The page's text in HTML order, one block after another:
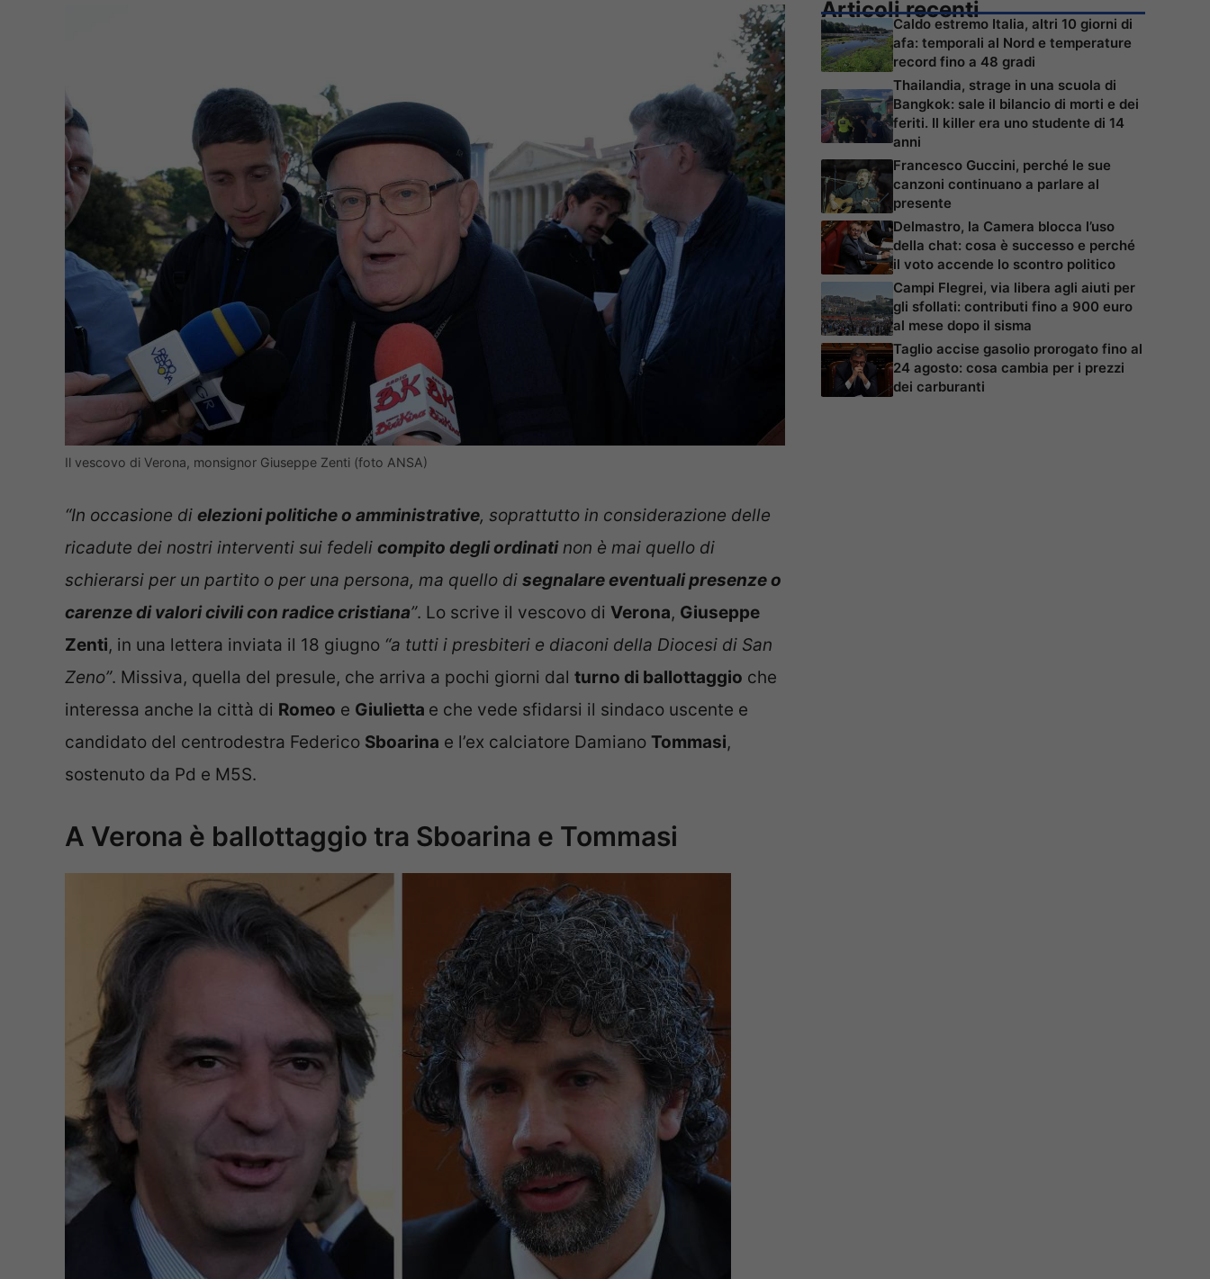
Il vescovo di Verona, monsignor Giuseppe Zenti (foto ANSA)
“In occasione di elezioni politiche o amministrative, soprattutto in considerazione delle
ricadute dei nostri interventi sui fedeli compito degli ordinatinon è mai quello di
schierarsi per un partito o per una persona, ma quello di segnalare eventuali presenze o
carenze di valori civili con radice cristiana”. Lo scrive il vescovo di Verona, Giuseppe
Zenti, in una lettera inviata il 18 giugno “a tutti i presbiteri e diaconi della Diocesi di San
Zeno”. Missiva, quella del presule, che arriva a pochi giorni dal turno di ballottaggio che
interessa anche la città di Romeo e Giulietta e che vede sfidarsi il sindaco uscente e
candidato del centrodestra Federico Sboarina e l’ex calciatore Damiano Tommasi,
sostenuto da Pd e M5S.
A Verona è ballottaggio tra Sboarina e Tommasi
Articoli recenti
Caldo estremo Italia, altri 10 giorni di
afa: temporali al Nord e temperature
record fino a 48 gradi
Thailandia, strage in una scuola di
Bangkok: sale il bilancio di morti e dei
feriti. Il killer era uno studente di 14
anni
Francesco Guccini, perché le sue
canzoni continuano a parlare al
presente
Delmastro, la Camera blocca l’uso
della chat: cosa è successo e perché
il voto accende lo scontro politico
Campi Flegrei, via libera agli aiuti per
gli sfollati: contributi fino a 900 euro
al mese dopo il sisma
Taglio accise gasolio prorogato fino al
24 agosto: cosa cambia per i prezzi
dei carburanti